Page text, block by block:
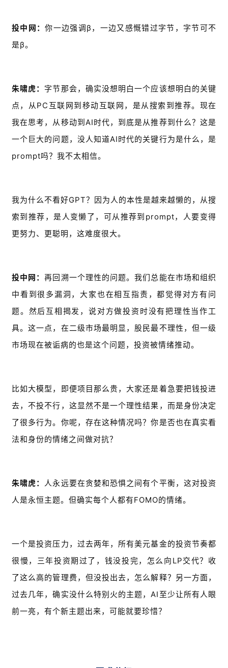
好
文
教
程
模
框
报
投中网：你一边强调β，一边又感慨错过字节，字节可不
是β。
朱啸虎： 字节那会，确实没想明白一个应该想明白的关键
点，从PC互联网到移动互联网，是从搜索到推荐。现在
我在思考，从移动到AI时代，到底是从推荐到什么？这是
一个巨大的问题，没人知道AI时代的关键行为是什么，是
prompt吗？我不太相信。
我为什么不看好GPT？因为人的本性是越来越懒的，从搜
索到推荐，是人变懒了，可从推荐到prompt，人要变得
更努力、更聪明，这难度很大。
投中网：再回溯一个理性的问题。我们总能在市场和组织
中看到很多漏洞，大家也在相互指责，都觉得对方有问
题。然后互相揭发，说对方做投资时没有把理性当作工
具。这一点，在二级市场最明显，股民最不理性，但一级
市场现在被诟病的也是这个问题，投资被情绪推动。
比如大模型，即便项目那么贵，大家还是着急要把钱投进
去，不投不行，这显然不是一个理性结果，而是身份决定
了很多行为。你呢，存在这种情况吗？你是否也在真实看
法和身份的情绪之间做对抗？
朱啸虎： 人永远要在贪婪和恐惧之间有个平衡，这对投资
人是永恒主题。但确实每个人都有FOMO的情绪。
一个是投资压力，过去两年，所有美元基金的投资节奏都
很慢，三年投资期过了，钱没投完，怎么向LP交代？收
了这么高的管理费，但没投出去，怎么解释？另一方面，
过去几年，确实没什么特别火的主题，AI至少让所有人眼
前一亮，有个新主题出来，可能就要珍惜？